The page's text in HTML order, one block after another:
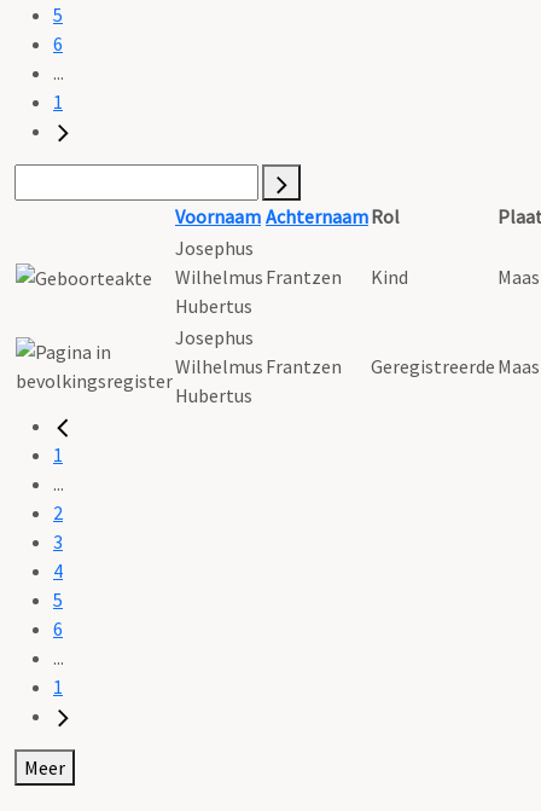
5
6
...
1
Voornaam AchternaamRol
Josephus
Wilhelmus
Hubertus
Frantzen Kind
Josephus
Wilhelmus
Hubertus
Frantzen Geregistreerde
1
...
2
3
4
5
6
...
1
Meer